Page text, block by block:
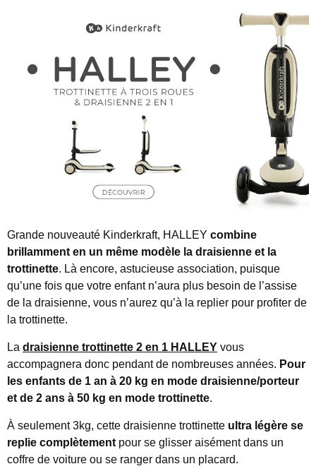
Grande nouveauté Kinderkraft, HALLEY combine
brillamment en un même modèle la draisienne et la
trottinette. Là encore, astucieuse association, puisque
qu’une fois que votre enfant n’aura plus besoin de l’assise
de la draisienne, vous n’aurez qu’à la replier pour profiter de
la trottinette.
La draisienne trottinette 2 en 1 HALLEY vous
accompagnera donc pendant de nombreuses années. Pour
les enfants de 1 an à 20 kg en mode draisienne/porteur
et de 2 ans à 50 kg en mode trottinette.
À seulement 3kg, cette draisienne trottinette ultra légère se
replie complètement pour se glisser aisément dans un
coffre de voiture ou se ranger dans un placard.